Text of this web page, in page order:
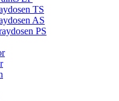
TS
AS
PS